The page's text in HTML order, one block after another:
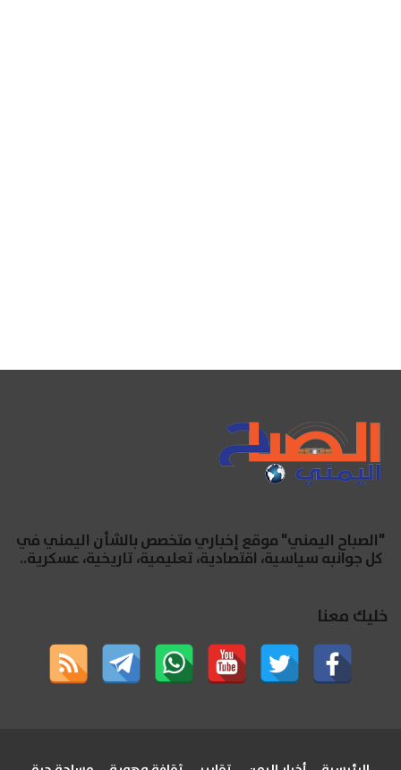
"الصباح اليمني" موقع إخباري متخصص بالشأن اليمني في
كل جوانبه سياسية، اقتصادية، تعليمية، تاريخية، عسكرية..
خليك معنا